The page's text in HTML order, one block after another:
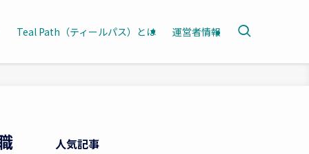
Teal Path（ティールパス）とは 運営者情報
人気記事